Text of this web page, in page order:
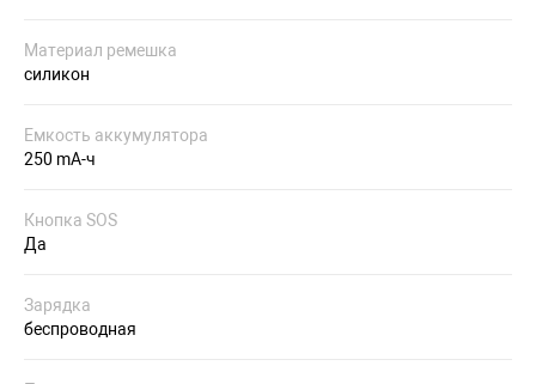
Материал ремешка
силикон
Емкость аккумулятора
250 mA-ч
Кнопка SOS
Да
Зарядка
беспроводная